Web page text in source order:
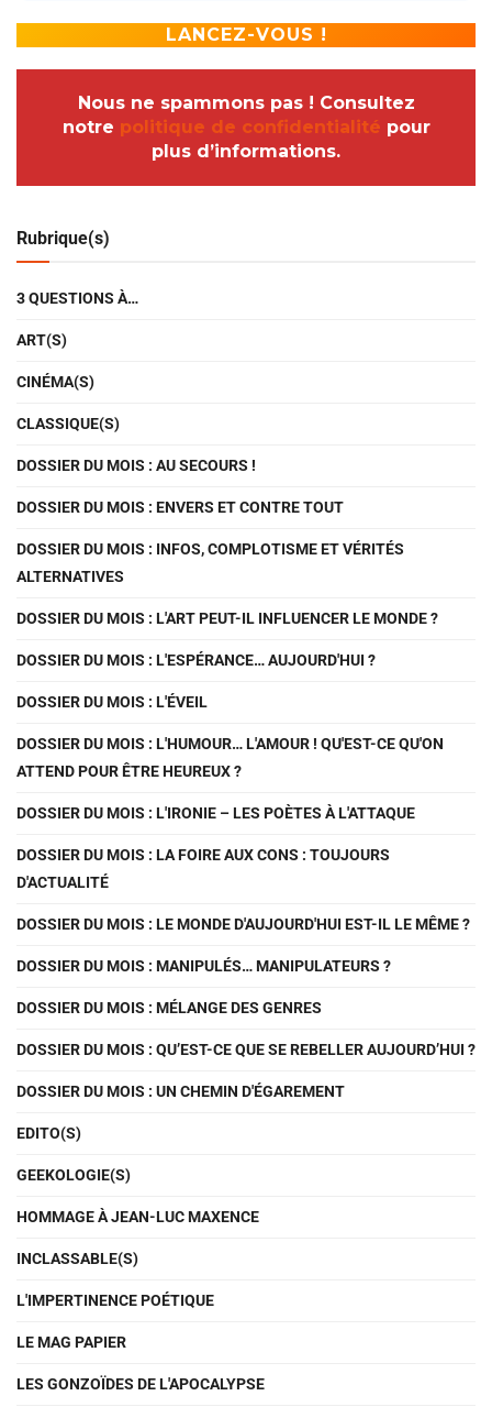
Nous ne spammons pas ! Consultez
notre politique de confidentialité pour
plus d’informations.
Rubrique(s)
3 QUESTIONS À…
ART(S)
CINÉMA(S)
CLASSIQUE(S)
DOSSIER DU MOIS : AU SECOURS !
DOSSIER DU MOIS : ENVERS ET CONTRE TOUT
DOSSIER DU MOIS : INFOS, COMPLOTISME ET VÉRITÉS
ALTERNATIVES
DOSSIER DU MOIS : L'ART PEUT-IL INFLUENCER LE MONDE ?
DOSSIER DU MOIS : L'ESPÉRANCE… AUJOURD'HUI ?
DOSSIER DU MOIS : L'ÉVEIL
DOSSIER DU MOIS : L'HUMOUR… L'AMOUR ! QU'EST-CE QU'ON
ATTEND POUR ÊTRE HEUREUX ?
DOSSIER DU MOIS : L'IRONIE – LES POÈTES À L'ATTAQUE
DOSSIER DU MOIS : LA FOIRE AUX CONS : TOUJOURS
D'ACTUALITÉ
DOSSIER DU MOIS : LE MONDE D'AUJOURD'HUI EST-IL LE MÊME ?
DOSSIER DU MOIS : MANIPULÉS… MANIPULATEURS ?
DOSSIER DU MOIS : MÉLANGE DES GENRES
DOSSIER DU MOIS : QU’EST-CE QUE SE REBELLER AUJOURD’HUI ?
DOSSIER DU MOIS : UN CHEMIN D'ÉGAREMENT
EDITO(S)
GEEKOLOGIE(S)
HOMMAGE À JEAN-LUC MAXENCE
INCLASSABLE(S)
L'IMPERTINENCE POÉTIQUE
LE MAG PAPIER
LES GONZOÏDES DE L'APOCALYPSE